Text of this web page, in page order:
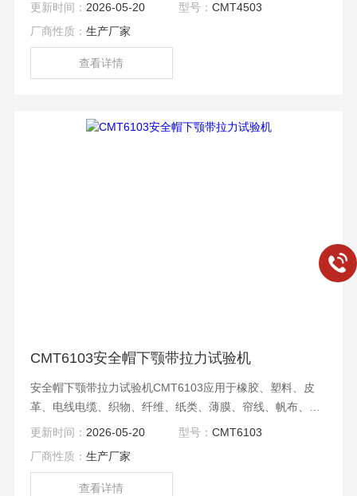
更新时间： 2026-05-20 型号： CMT4503
厂商性质： 生产厂家
查看详情
CMT6103安全帽下颚带拉力试验机
安全帽下颚带拉力试验机CMT6103应用于橡胶、塑料、皮
革、电线电缆、织物、纤维、纸类、薄膜、帘线、帆布、无
纺布、钢丝等金属、非金属材料的拉伸、压缩、弯曲、剪
更新时间： 2026-05-20 型号： CMT6103
厂商性质： 生产厂家
查看详情